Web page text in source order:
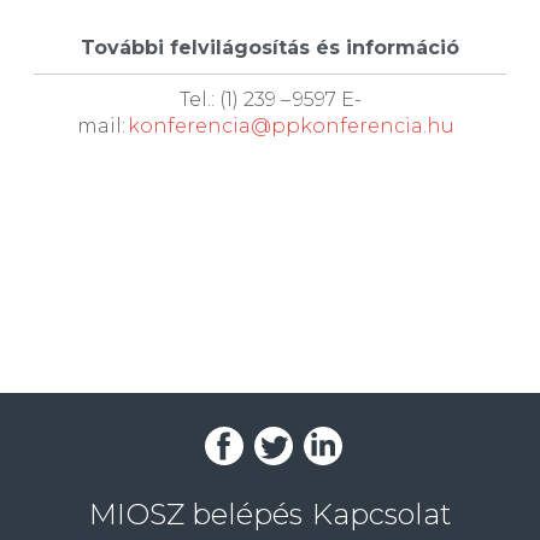
További felvilágosítás és információ
Tel.: (1) 239 – 9597 E-
mail: konferencia@ppkonferencia.hu
MIOSZ belépés Kapcsolat